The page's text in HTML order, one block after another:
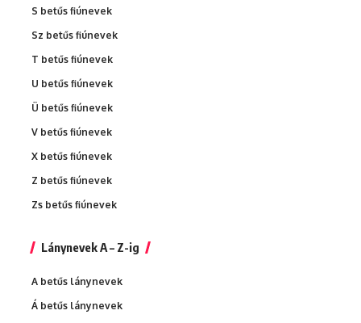
S betűs fiúnevek
Sz betűs fiúnevek
T betűs fiúnevek
U betűs fiúnevek
Ü betűs fiúnevek
V betűs fiúnevek
X betűs fiúnevek
Z betűs fiúnevek
Zs betűs fiúnevek
Lánynevek A – Z-ig
A betűs lánynevek
Á betűs lánynevek